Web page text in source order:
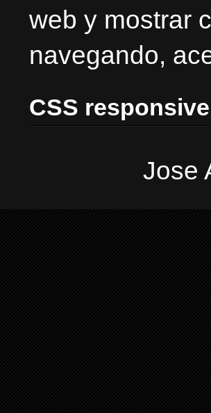
web y mostrar
navegando,
CSS responsive
Jose